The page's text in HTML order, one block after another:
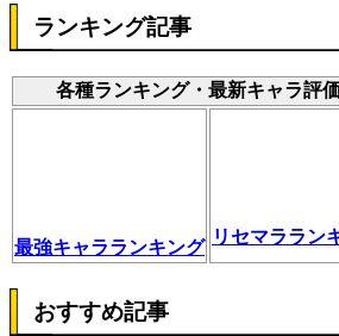
ランキング記事
各種ランキング・最新キャラ評
最強キャラランキング リセマララン
おすすめ記事